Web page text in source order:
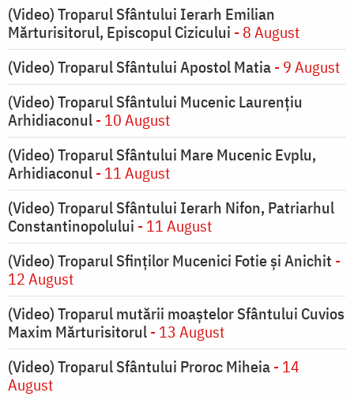
(Video) Troparul Sfântului Ierarh Emilian
Mărturisitorul, Episcopul Cizicului - 8 August
(Video) Troparul Sfântului Apostol Matia- 9 August
(Video) Troparul Sfântului Mucenic Laurențiu
Arhidiaconul- 10 August
(Video) Troparul Sfântului Mare Mucenic Evplu,
Arhidiaconul- 11 August
(Video) Troparul Sfântului Ierarh Nifon, Patriarhul
Constantinopolului - 11 August
(Video) Troparul Sfinților Mucenici Fotie și Anichit -
12 August
(Video) Troparul mutării moaștelor Sfântului Cuvios
Maxim Mărturisitorul- 13 August
(Video) Troparul Sfântului Proroc Miheia- 14
August